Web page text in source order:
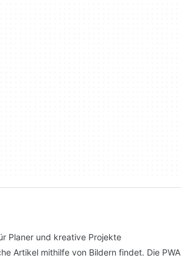
Planer und kreative Projekte
Artikel mithilfe von Bildern findet. Die